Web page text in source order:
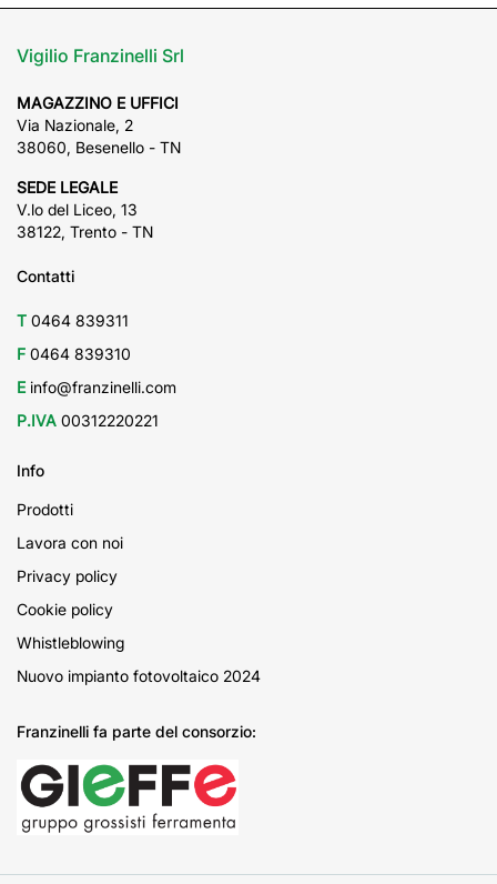
Vigilio Franzinelli Srl
MAGAZZINO E UFFICI
Via Nazionale, 2
38060, Besenello - TN
SEDE LEGALE
V.lo del Liceo, 13
38122, Trento - TN
Contatti
T 0464 839311
F 0464 839310
E info@franzinelli.com
P.IVA 00312220221
Info
Prodotti
Lavora con noi
Privacy policy
Cookie policy
Whistleblowing
Nuovo impianto fotovoltaico 2024
Franzinelli fa parte del consorzio: